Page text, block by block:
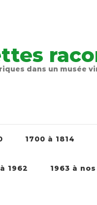
dans un
1700 à 1814
1962 1963 à